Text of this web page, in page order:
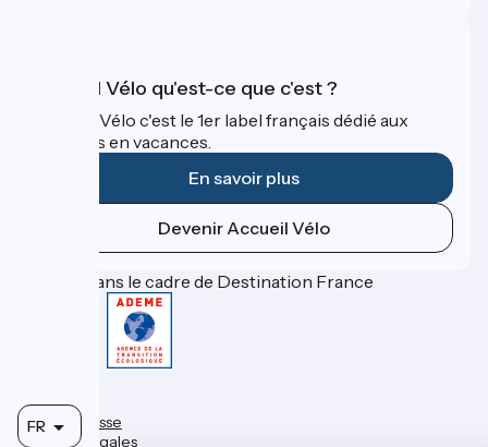
FR
Accueil Vélo qu'est-ce que c'est ?
Accueil Vélo c'est le 1er label français dédié aux
cyclistes en vacances.
En savoir plus
Devenir Accueil Vélo
Financé dans le cadre de Destination France
FAQ
Espace Presse
Mentions légales